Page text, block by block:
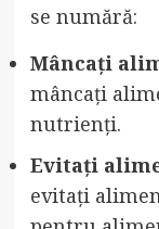
se numără:
Mâncați
mâncați
nutrienți.
Evitați
evitați